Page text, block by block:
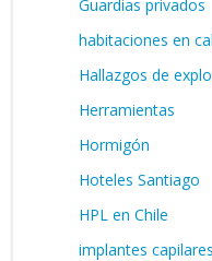
Guardias privados
habitaciones en
Hallazgos de
Herramientas
Hormigón
Hoteles Santiago
HPL en Chile
implantes